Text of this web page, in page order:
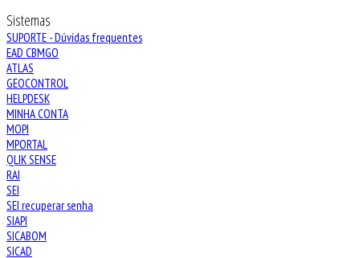
Sistemas
SUPORTE - Dúvidas frequentes
EAD CBMGO
ATLAS
GEOCONTROL
HELPDESK
MINHA CONTA
MOPI
MPORTAL
QLIK SENSE
RAI
SEI
SEI recuperar senha
SIAPI
SICABOM
SICAD